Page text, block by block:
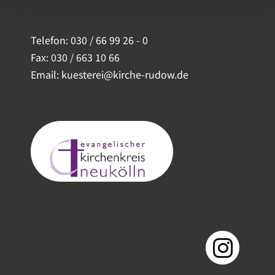
Telefon:030 / 66 99 26 - 0
Fax: 030 / 663 10 66
Email: kuesterei@kirche-rudow.de